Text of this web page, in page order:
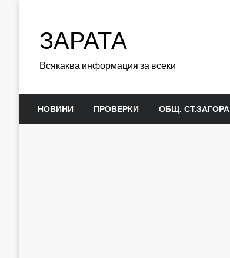
ЗАРАТА
Всякаква информация за всеки
НОВИНИ ПРОВЕРКИ ОБЩ. СТ.ЗАГОРА